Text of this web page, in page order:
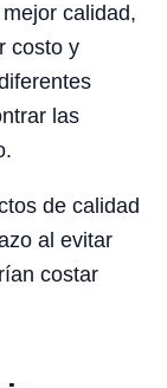
calidad,
costo y
las
de calidad
al evitar
costar